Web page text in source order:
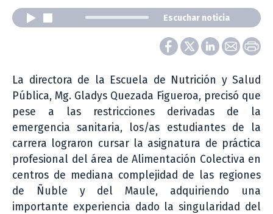
Escuchar noticia
La directora de la Escuela de Nutrición y Salud
Pública, Mg. Gladys Quezada Figueroa, precisó que
pese a las restricciones derivadas de la
emergencia sanitaria, los/as estudiantes de la
carrera lograron cursar la asignatura de práctica
profesional del área de Alimentación Colectiva en
centros de mediana complejidad de las regiones
de Ñuble y del Maule, adquiriendo una
importante experiencia dado la singularidad del